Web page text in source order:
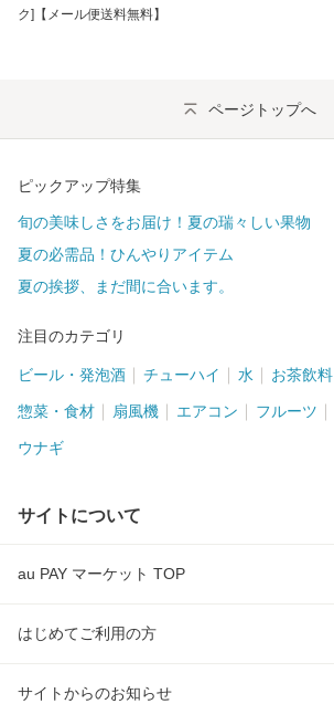
ク]【メール便送料無料】
ページトップへ
ピックアップ特集
旬の美味しさをお届け！夏の瑞々しい果物
夏の必需品！ひんやりアイテム
夏の挨拶、まだ間に合います。
注目のカテゴリ
ビール・発泡酒 チューハイ 水 お茶飲料
惣菜・食材 扇風機 エアコン フルーツ
ウナギ
サイトについて
au PAY マーケット TOP
はじめてご利用の方
サイトからのお知らせ